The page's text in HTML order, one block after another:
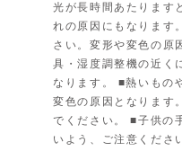
光が長時間あたります
れの原因にもなります
さい。変形や変色の原
具・湿度調整機の近く
なります。 ■熱いもの
変色の原因となります
でください。 ■子供の
いよう、ご注意くださ